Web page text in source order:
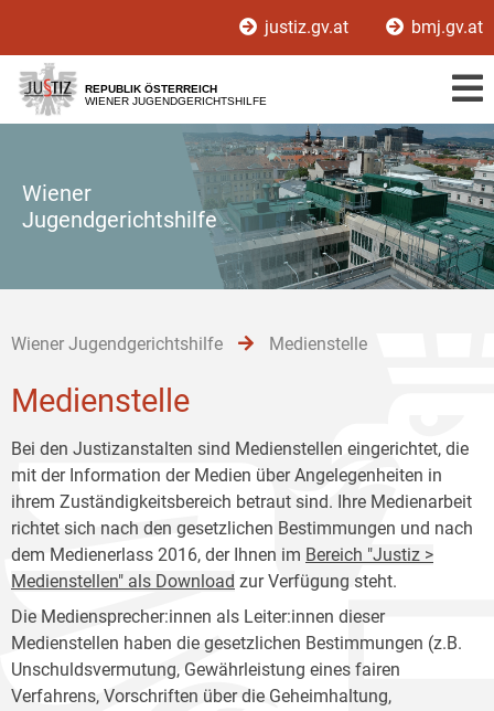
[1]
[2]
[3]
justiz.gv.at bmj.gv.at
REPUBLIK ÖSTERREICH
WIENER JUGENDGERICHTSHILFE
Wiener
Jugendgerichtshilfe
Wiener Jugendgerichtshilfe Medienstelle
Medienstelle
Bei den Justizanstalten sind Medienstellen eingerichtet, die
mit der Information der Medien über Angelegenheiten in
ihrem Zuständigkeitsbereich betraut sind. Ihre Medienarbeit
richtet sich nach den gesetzlichen Bestimmungen und nach
dem Medienerlass 2016, der Ihnen im Bereich "Justiz >
Medienstellen" als Download zur Verfügung steht.
Die Mediensprecher:innen als Leiter:innen dieser
Medienstellen haben die gesetzlichen Bestimmungen (z.B.
Unschuldsvermutung, Gewährleistung eines fairen
Verfahrens, Vorschriften über die Geheimhaltung,